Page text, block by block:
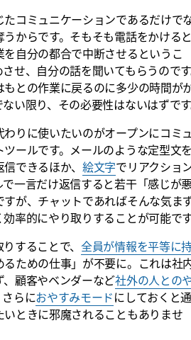
コミュニケーションであるだけで
からです。そもそも電話をかける
自分の都合で中断させるというこ
せ、自分の話を聞いてもらうのです
との作業に戻るのに多少の時間が
い限り、その必要性はないはずです
りに使いたいのがオープンにコミュ
ールです。メールのような定型文
信できるほか、絵文字でリアクショ
一言だけ返信すると若干「感じが悪
が、チャットであればそんな気ま
率的にやり取りすることが可能です
することで、全員が情報を平等に
ための仕事」が不要に。これは社
顧客やベンダーなど社外の人との
らにおやすみモードにしておくと
ときに邪魔されることもありませ